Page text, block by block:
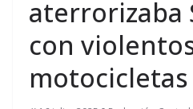
aterrorizaba
con